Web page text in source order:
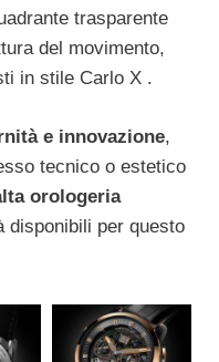
trasparente
del movimento,
in stile Carlo X .
e innovazione,
tecnico o estetico
orologeria
disponibili per questo